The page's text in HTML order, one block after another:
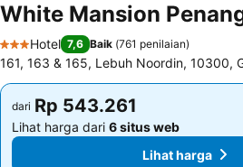
White Mansion
3 Bintang
Hotel 7,6 Baik (761 penilaian)
161, 163 & 165, Lebuh Noordin, 10300,
dari Rp 543.261
Lihat harga dari 6 situs web
Lihat harga
dari Rp 543.261
Lihat harga dari 6 situs web
Lihat harga